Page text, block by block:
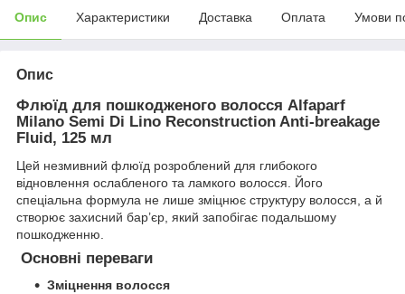
Опис Характеристики Доставка Оплата Умови
Опис
Флюїд для пошкодженого волосся Alfaparf
Milano Semi Di Lino Reconstruction Anti-breakage
Fluid, 125 мл
Цей незмивний флюїд розроблений для глибокого
відновлення ослабленого та ламкого волосся. Його
спеціальна формула не лише зміцнює структуру волосся, а й
створює захисний бар’єр, який запобігає подальшому
пошкодженню.
Основні переваги
Зміцнення волосся